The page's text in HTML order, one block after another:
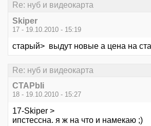
Re: нуб и видеокарта
Skiper
17 - 19.10.2010 - 15:19
старый> выдут новые а цена на
Re: нуб и видеокарта
CTAPbIi
18 - 19.10.2010 - 15:27
17-Skiper >
ипстессна. я ж на что и намекаю ;)